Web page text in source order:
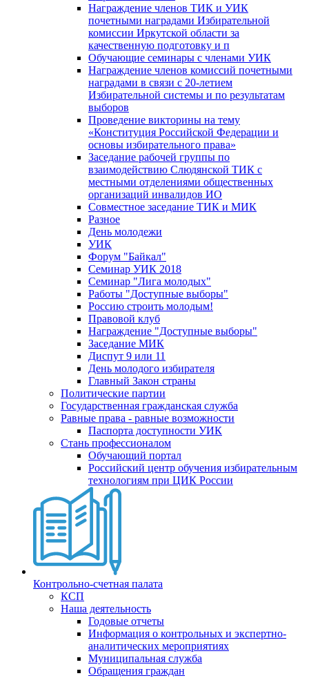
Награждение членов ТИК и УИК
почетными наградами Избирательной
комиссии Иркутской области за
качественную подготовку и п
Обучающие семинары с членами УИК
Награждение членов комиссий почетными
наградами в связи с 20-летием
Избирательной системы и по результатам
выборов
Проведение викторины на тему
«Конституция Российской Федерации и
основы избирательного права»
Заседание рабочей группы по
взаимодействию Слюдянской ТИК с
местными отделениями общественных
организаций инвалидов ИО
Совместное заседание ТИК и МИК
Разное
День молодежи
УИК
Форум "Байкал"
Семинар УИК 2018
Семинар "Лига молодых"
Работы "Доступные выборы"
Россию строить молодым!
Правовой клуб
Награждение "Доступные выборы"
Заседание МИК
Диспут 9 или 11
День молодого избирателя
Главный Закон страны
Политические партии
Государственная гражданская служба
Равные права - равные возможности
Паспорта доступности УИК
Стань профессионалом
Обучающий портал
Российский центр обучения избирательным
технологиям при ЦИК России
Контрольно-счетная палата
КСП
Наша деятельность
Годовые отчеты
Информация о контрольных и экспертно-
аналитических мероприятиях
Муниципальная служба
Обращения граждан